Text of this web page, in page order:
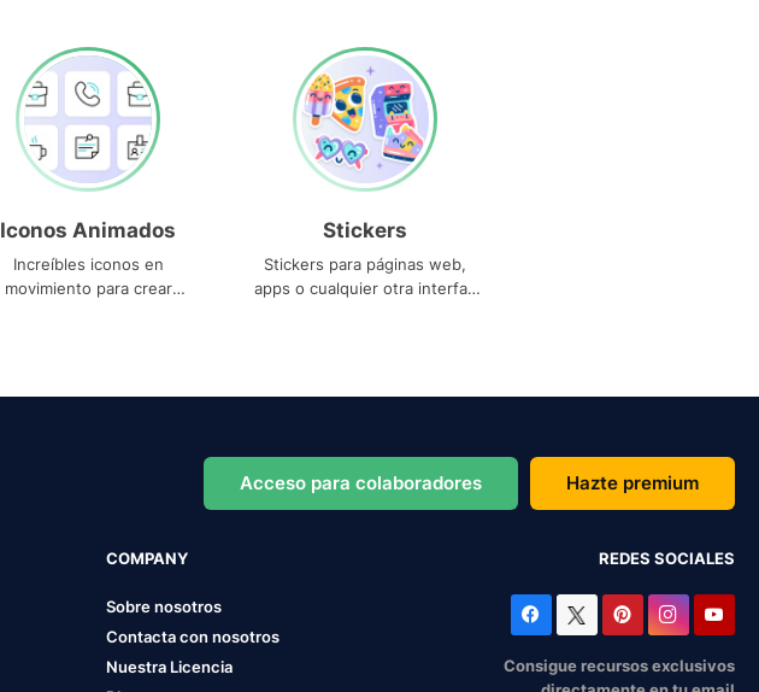
Iconos Animados
Increíbles iconos en
movimiento para crear
Stickers
Stickers para páginas web,
apps o cualquier otra interfaz
Acceso para colaboradores Hazte premium
COMPANY
Sobre nosotros
Contacta con nosotros
Nuestra Licencia
REDES SOCIALES
Consigue recursos exclusivos